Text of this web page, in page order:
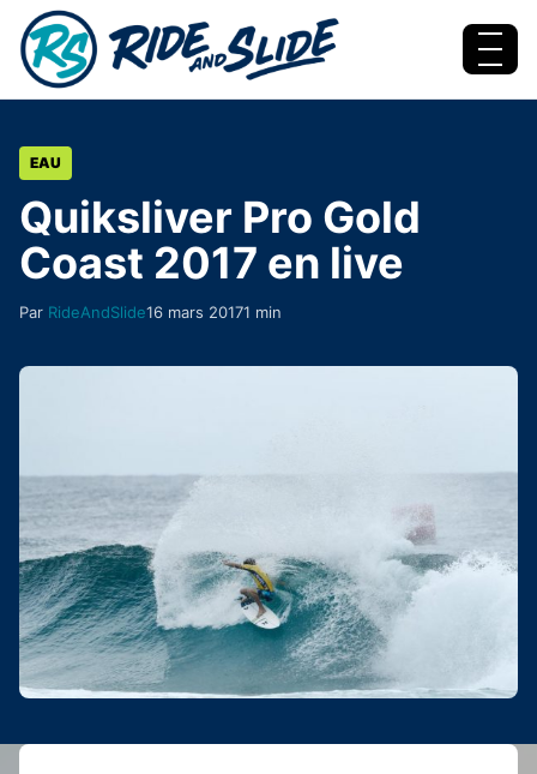
Aller au contenu
Menu
EAU
Quiksliver Pro Gold
Coast 2017 en live
Par RideAndSlide16 mars 20171 min